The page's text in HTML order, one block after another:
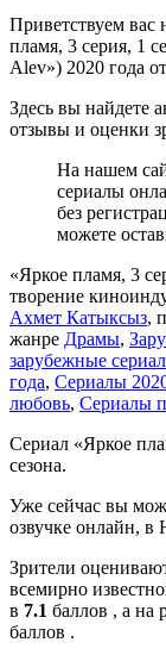
Приветствуем вас
пламя, 3 серия, 1
Alev») 2020 года
Здесь вы найдете
отзывы и оценки
На нашем
сериалы
без
можете
«Яркое пламя, 3
творение
Ахмет Катыксыз,
жанре Драмы,
зарубежные
года, Сериалы
любовь, Сериалы
Сериал «Яркое
сезона.
Уже сейчас вы
озвучке онлайн, в
Зрители
всемирно
в 7.1 баллов , а на
баллов .